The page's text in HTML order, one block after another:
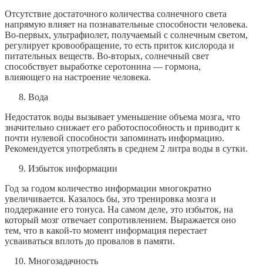
Отсутствие достаточного количества солнечного света
напрямую влияет на познавательные способности человека.
Во-первых, ультрафиолет, получаемый с солнечным светом,
регулирует кровообращение, то есть приток кислорода и
питательных веществ. Во-вторых, солнечный свет
способствует выработке серотонина — гормона,
влияющего на настроение человека.
Вода
Недостаток воды вызывает уменьшение объема мозга, что
значительно снижает его работоспособность и приводит к
почти нулевой способности запоминать информацию.
Рекомендуется употреблять в среднем 2 литра воды в сутки.
Избыток информации
Год за годом количество информации многократно
увеличивается. Казалось бы, это тренировка мозга и
поддержание его тонуса. На самом деле, это избыток, на
который мозг отвечает сопротивлением. Выражается оно
тем, что в какой-то момент информация перестает
усваиваться вплоть до провалов в памяти.
Многозадачность